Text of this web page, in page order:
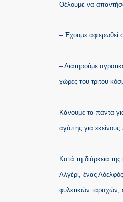
Θέλουμε να
– Έχουμε αφιερωθεί
– Διατηρούμε
χώρες του τρίτου
Κάνουμε τα πάντα
αγάπης για
Κατά τη διάρκεια
Αλγέρι, ένας
φυλετικών ταραχών,